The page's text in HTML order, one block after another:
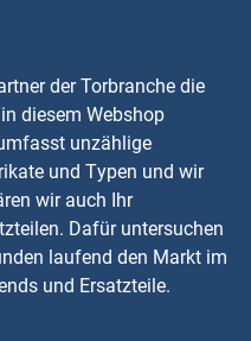
der Torbranche die
diesem Webshop
unzählige
und Typen und wir
wir auch Ihr
Dafür untersuchen
laufend den Markt im
und Ersatzteile.